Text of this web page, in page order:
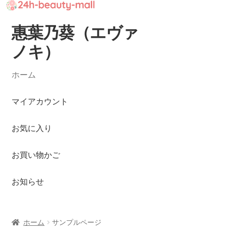
ナ
ビ
ゲ
シ
ン
ス
ッ
コ
ン
テ
ツ
ス
ッ
惠葉乃葵（エヴァ
ノキ）
ホーム
マイアカウント
お気に入り
お買い物かご
お知らせ
ホーム サンプルページ